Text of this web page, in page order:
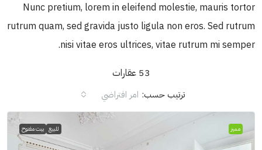
Nunc pretium, lorem in eleifend molestie, mauris tortor
rutrum quam, sed gravida justo ligula non eros. Sed rutrum
nisi vitae eros ultrices, vitae rutrum mi semper.
53 عقارات
ترتيب حسب: امر افتراضي
مميز للبيع بيت مفتوح